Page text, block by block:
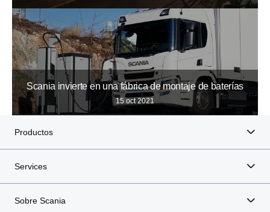
Scania invierte en una fábrica de montaje de baterías
15 oct 2021
Productos
Services
Sobre Scania